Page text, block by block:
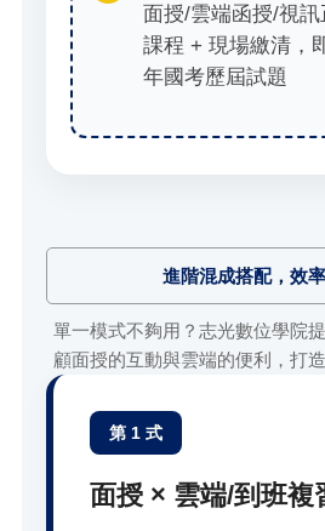
面授/雲端函授/視
課程 + 現場繳清，
年國考歷屆試題
進階混成搭配，效率
單一模式不夠用？志光數位學院
顧面授的互動與雲端的便利，打
第 1 式
面授 × 雲端/到班複